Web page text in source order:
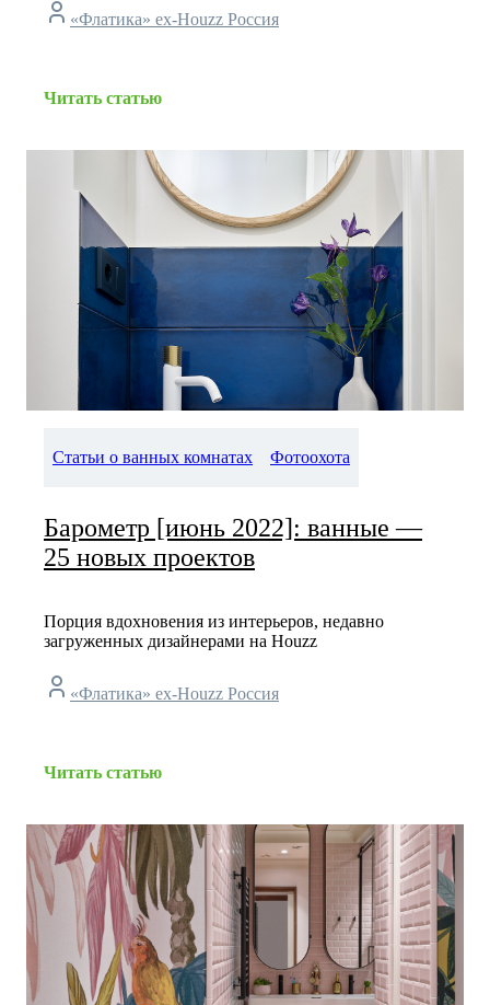
«Флатика» ex-Houzz Россия
Читать статью
Статьи о ванных комнатах Фотоохота
Барометр [июнь 2022]: ванные —
25 новых проектов
Порция вдохновения из интерьеров, недавно
загруженных дизайнерами на Houzz
«Флатика» ex-Houzz Россия
Читать статью